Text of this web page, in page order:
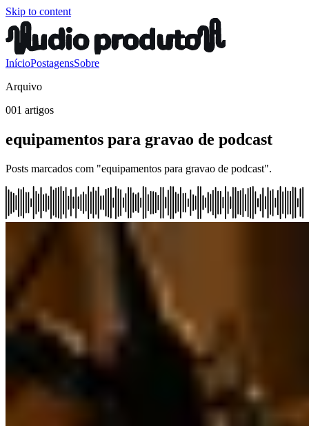
Skip to content
InícioPostagensSobre
Arquivo
001 artigos
equipamentos para gravao de podcast
Posts marcados com "equipamentos para gravao de podcast".